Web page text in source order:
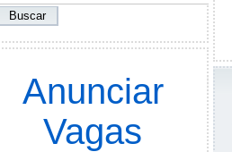
Anunciar
Vagas